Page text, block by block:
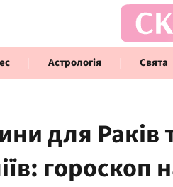
Астрологія Свята
для Раків
гороскоп